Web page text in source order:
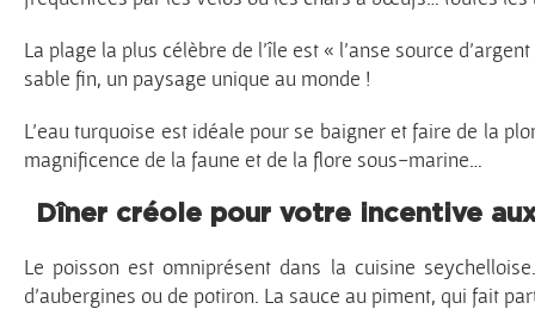
La plage la plus célèbre de l’île est « l’anse source
sable fin, un paysage unique au monde !
L’eau turquoise est idéale pour se baigner et faire de la
magnificence de la faune et de la flore sous-marine…
Dîner créole pour votre incentive
Le poisson est omniprésent dans la cuisine
d’aubergines ou de potiron. La sauce au piment, qui fait